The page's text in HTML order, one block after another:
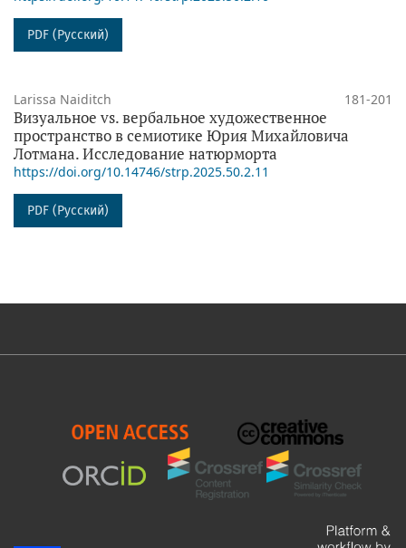
PDF (Русский)
Larissa Naiditch 181-201
Визуальное vs. вербальное художественное
пространство в семиотике Юрия Михайловича
Лотмана. Исследование натюрморта
https://doi.org/10.14746/strp.2025.50.2.11
PDF (Русский)